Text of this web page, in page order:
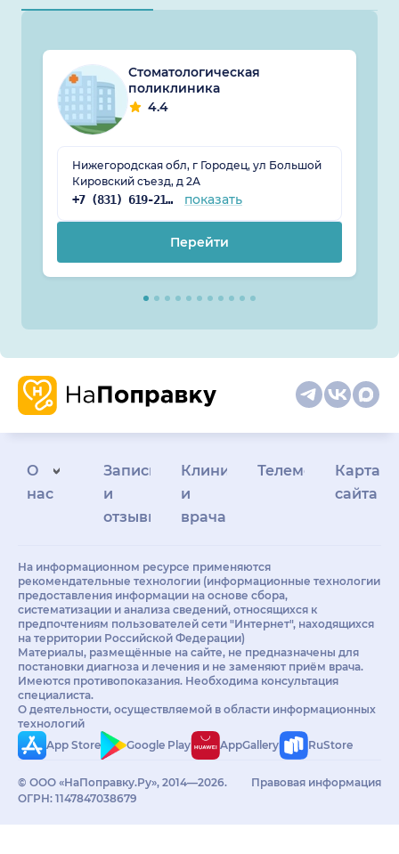
Стоматологическая
поликлиника
4.4
Нижегородская обл, г Городец, ул Большой
Кировский съезд, д 2А
+7 (831) 619-21-96 показать
Перейти
О
нас
Запись
и
отзывы
Клиникам
и
врачам
Телемедицина
Карта
сайта
На информационном ресурсе применяются
рекомендательные технологии (информационные технологии
предоставления информации на основе сбора,
систематизации и анализа сведений, относящихся к
предпочтениям пользователей сети "Интернет", находящихся
на территории Российской Федерации)
Материалы, размещённые на сайте, не предназначены для
постановки диагноза и лечения и не заменяют приём врача.
Имеются противопоказания. Необходима консультация
специалиста.
О деятельности, осуществляемой в области информационных
технологий
App Store
Google Play AppGallery RuStore
© ООО «НаПоправку.Ру», 2014—2026.
ОГРН: 1147847038679
Правовая информация